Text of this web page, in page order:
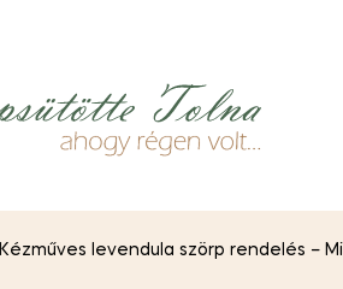
Kézműves levendula szörp rendelés –